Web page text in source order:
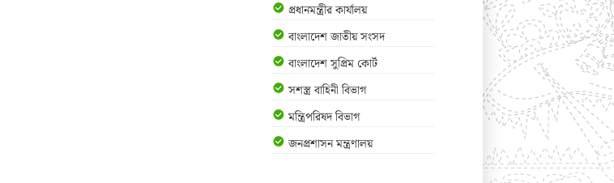
প্রধানমন্ত্রীর কার্যালয়
বাংলাদেশ জাতীয় সংসদ
বাংলাদেশ সুপ্রিম কোর্ট
সশস্ত্র বাহিনী বিভাগ
মন্ত্রিপরিষদ বিভাগ
জনপ্রশাসন মন্ত্রণালয়